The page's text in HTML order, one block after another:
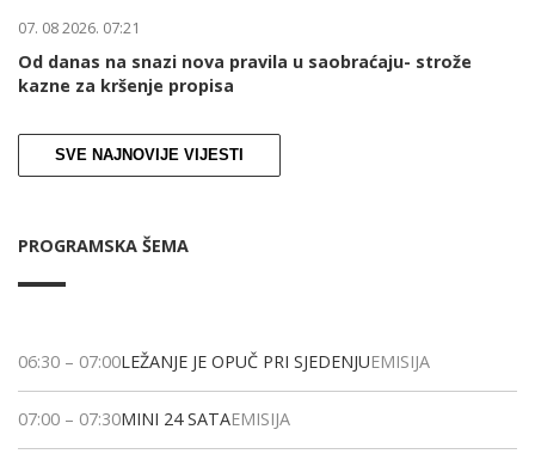
07. 08 2026. 07:21
Od danas na snazi nova pravila u saobraćaju- strože
kazne za kršenje propisa
SVE NAJNOVIJE VIJESTI
PROGRAMSKA ŠEMA
06:30 – 07:00LEŽANJE JE OPUČ PRI SJEDENJUEMISIJA
07:00 – 07:30MINI 24 SATAEMISIJA